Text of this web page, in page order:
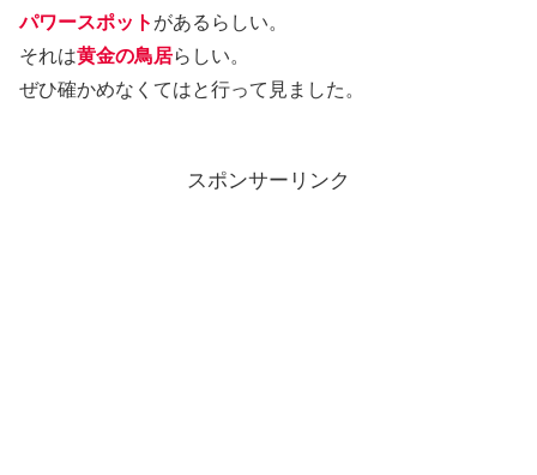
パワースポット があるらしい。
それは黄金の鳥居らしい。
ぜひ確かめなくてはと行って見ました。
スポンサーリンク